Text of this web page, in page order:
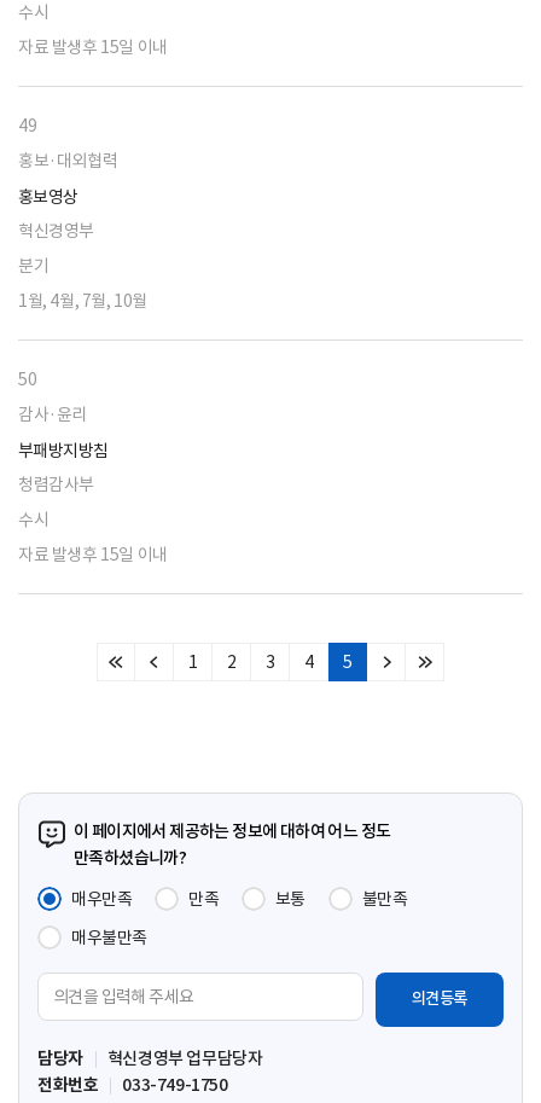
수시
자료 발생후 15일 이내
49
홍보·대외협력
홍보영상
혁신경영부
분기
1월, 4월, 7월, 10월
50
감사·윤리
부패방지방침
청렴감사부
수시
자료 발생후 15일 이내
처
이
1 2 3 4 5
다
마
이 페이지에서 제공하는 정보에 대하여 어느 정도
만족하셨습니까?
매우만족
만족 보통
불만족
매우불만족
견
입
력
담당자
혁신경영부 업무담당자
전화번호
033-749-1750